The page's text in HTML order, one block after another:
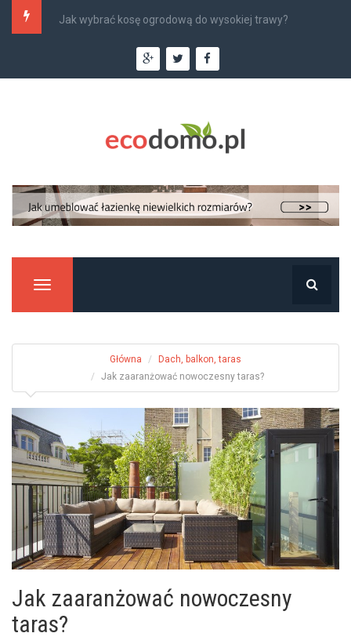
Najlepsi monterzy klimatyzacji w Krakowie –...
Manu
Główna
Dach, balkon, taras
Jak zaaranżować nowoczesny taras?
Jak zaaranżować nowoczesny
taras?